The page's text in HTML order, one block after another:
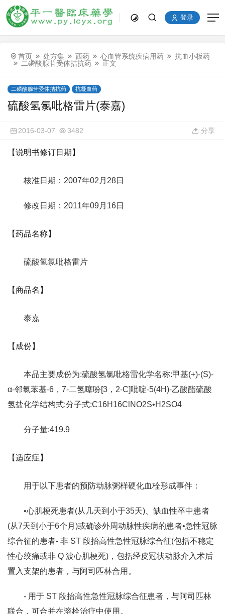
登录
首页 处方集 西药 心血管系统疾病用药
抗血小板药
二磷酸腺苷受体拮抗药
正文
二磷酸腺苷受体拮抗药 抗凝血药
硫酸氢氯吡格雷片(泰嘉)
2016-03-07 3482 分享
【说明书修订日期】
核准日期：2007年02月28日
修改日期：2011年09月16日
【药品名称】
硫酸氢氯吡格雷片
【商品名】
泰嘉
【成份】
本品主要成份为:硫酸氢氯吡格雷化学名称:甲基(+)-(S)-
α-邻氯苯基-6，7-二氢噻吩[3，2-C]吡啶-5(4H)-乙酸酯硫酸
氢盐化学结构式:分子式:C16H16ClNO2S•H2SO4
分子量:419.9
【适应症】
用于以下患者的预防动脉粥样硬化血栓形成事件：
•心肌梗死患者(从几天到小于35天)、缺血性卒中患者
(从7天到小于6个月)或确诊外周动脉性疾病的患者•急性冠脉
综合征的患者- 非 ST 段抬高性急性冠脉综合征(包括不稳定
性心绞痛或非 Q 波心肌梗死)，包括经皮冠状动脉介入术后
置入支架的患者，与阿司匹林合用。
- 用于 ST 段抬高性急性冠脉综合征患者，与阿司匹林
联合，可合并在溶栓治疗中使用。